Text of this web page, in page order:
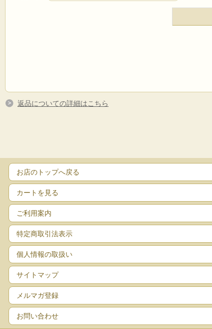
返品についての詳細はこちら
お店のトップへ戻る
カートを見る
ご利用案内
特定商取引法表示
個人情報の取扱い
サイトマップ
メルマガ登録
お問い合わせ